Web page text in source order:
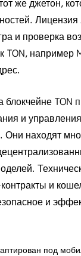
же джетон,
и проверка
TON, например
TON
и
Они находят
и
и
под